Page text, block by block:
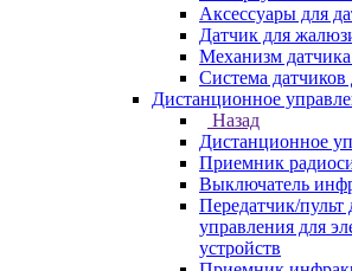
Аксессуары для
Датчик для
Механизм
Система
Дистанционное
Назад
Дистанционное
Приемник
Выключатель
Передатчик/
управления для
устройств